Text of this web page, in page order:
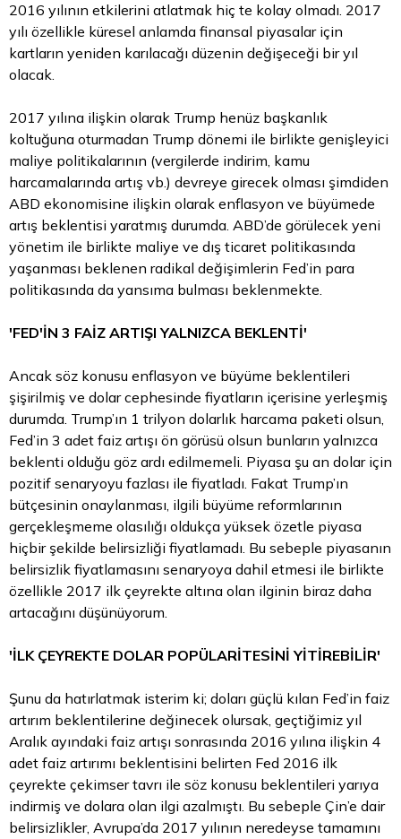
2016 yılının etkilerini atlatmak hiç te kolay olmadı. 2017
yılı özellikle küresel anlamda finansal piyasalar için
kartların yeniden karılacağı düzenin değişeceği bir yıl
olacak.
2017 yılına ilişkin olarak Trump henüz başkanlık
koltuğuna oturmadan Trump dönemi ile birlikte genişleyici
maliye politikalarının (vergilerde indirim, kamu
harcamalarında artış vb.) devreye girecek olması şimdiden
ABD ekonomisine ilişkin olarak enflasyon ve büyümede
artış beklentisi yaratmış durumda. ABD’de görülecek yeni
yönetim ile birlikte maliye ve dış ticaret politikasında
yaşanması beklenen radikal değişimlerin Fed’in para
politikasında da yansıma bulması beklenmekte.
'FED'İN 3 FAİZ ARTIŞI YALNIZCA BEKLENTİ'
Ancak söz konusu enflasyon ve büyüme beklentileri
şişirilmiş ve dolar cephesinde fiyatların içerisine yerleşmiş
durumda. Trump’ın 1 trilyon dolarlık harcama paketi olsun,
Fed’in 3 adet faiz artışı ön görüsü olsun bunların yalnızca
beklenti olduğu göz ardı edilmemeli. Piyasa şu an dolar için
pozitif senaryoyu fazlası ile fiyatladı. Fakat Trump’ın
bütçesinin onaylanması, ilgili büyüme reformlarının
gerçekleşmeme olasılığı oldukça yüksek özetle piyasa
hiçbir şekilde belirsizliği fiyatlamadı. Bu sebeple piyasanın
belirsizlik fiyatlamasını senaryoya dahil etmesi ile birlikte
özellikle 2017 ilk çeyrekte altına olan ilginin biraz daha
artacağını düşünüyorum.
'İLK ÇEYREKTE DOLAR POPÜLARİTESİNİ YİTİREBİLİR'
Şunu da hatırlatmak isterim ki; doları güçlü kılan Fed’in faiz
artırım beklentilerine değinecek olursak, geçtiğimiz yıl
Aralık ayındaki faiz artışı sonrasında 2016 yılına ilişkin 4
adet faiz artırımı beklentisini belirten Fed 2016 ilk
çeyrekte çekimser tavrı ile söz konusu beklentileri yarıya
indirmiş ve dolara olan ilgi azalmıştı. Bu sebeple Çin’e dair
belirsizlikler, Avrupa’da 2017 yılının neredeyse tamamını